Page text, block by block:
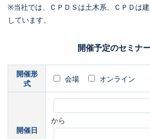
※当社では、ＣＰＤＳは土木系、ＣＰＤは
しています。
開催予定のセミナ
開催形
式
会場 オンライン
開催日
から